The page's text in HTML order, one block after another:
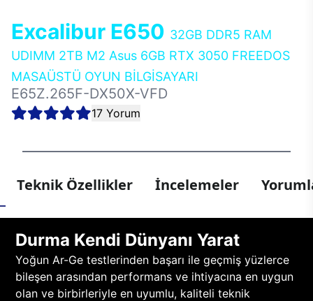
Excalibur E650 32GB DDR5 RAM
UDIMM 2TB M2 Asus 6GB RTX 3050 FREEDOS
MASAÜSTÜ OYUN BİLGİSAYARI
E65Z.265F-DX50X-VFD
17 Yorum
Teknik Özellikler İncelemeler
Durma Kendi Dünyanı Yarat
Yoğun Ar-Ge testlerinden başarı ile geçmiş yüzlerce
bileşen arasından performans ve ihtiyacına en uygun
olan ve birbirleriyle en uyumlu, kaliteli teknik